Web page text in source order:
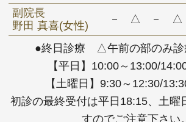
●終日診療 △午前の部のみ
【平日】10:00～13:00/
【土曜日】9:30～12:30/
初診の最終受付は平日18:15、土曜
すのでご注意下さい。
副院長
野田 真喜(女性)
－ △ － △